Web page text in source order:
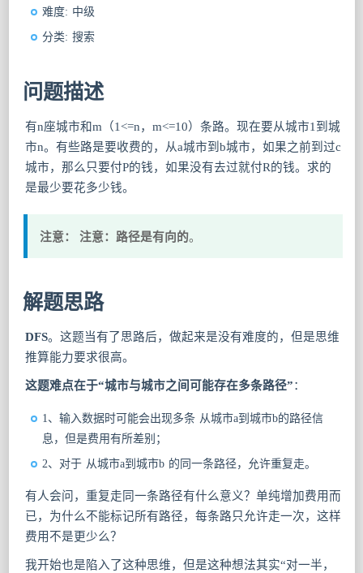
难度: 中级
分类: 搜索
问题描述
有n座城市和m（1<=n，m<=10）条路。现在要从城市1到城
市n。有些路是要收费的，从a城市到b城市，如果之前到过c
城市，那么只要付P的钱，如果没有去过就付R的钱。求的
是最少要花多少钱。
注意： 注意：路径是有向的。
解题思路
DFS。这题当有了思路后，做起来是没有难度的，但是思维
推算能力要求很高。
这题难点在于“城市与城市之间可能存在多条路径”：
1、输入数据时可能会出现多条 从城市a到城市b的路径信
息，但是费用有所差别；
2、对于 从城市a到城市b 的同一条路径，允许重复走。
有人会问，重复走同一条路径有什么意义？单纯增加费用而
已，为什么不能标记所有路径，每条路只允许走一次，这样
费用不是更少么？
我开始也是陷入了这种思维，但是这种想法其实“对一半，